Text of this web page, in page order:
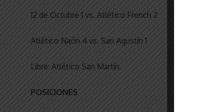
12 de Octubre 1 vs. Atlético French 2
Atlético Naón 4 vs. San Agustín 1
Libre: Atlético San Martín.
POSICIONES